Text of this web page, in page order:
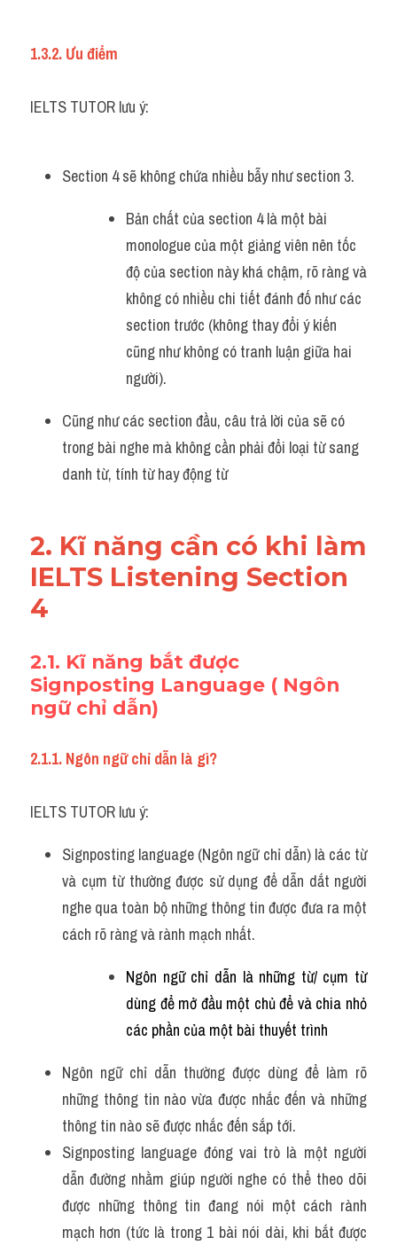
1.3.2. Ưu điểm
IELTS TUTOR lưu ý:
Section 4 sẽ không chứa nhiều bẫy như section 3.
Bản chất của section 4 là một bài
monologue của một giảng viên nên tốc
độ của section này khá chậm, rõ ràng và
không có nhiều chi tiết đánh đố như các
section trước (không thay đổi ý kiến
cũng như không có tranh luận giữa hai
người).
Cũng như các section đầu, câu trả lời của sẽ có
trong bài nghe mà không cần phải đổi loại từ sang
danh từ, tính từ hay động từ
2. Kĩ năng cần có khi làm
IELTS Listening Section
4
2.1. Kĩ năng bắt được
Signposting Language ( Ngôn
ngữ chỉ dẫn)
2.1.1. Ngôn ngữ chỉ dẫn là gì?
IELTS TUTOR lưu ý:
Signposting language (Ngôn ngữ chỉ dẫn) là các từ
và cụm từ thường được sử dụng để dẫn dắt người
nghe qua toàn bộ những thông tin được đưa ra một
cách rõ ràng và rành mạch nhất.
Ngôn ngữ chỉ dẫn là những từ/ cụm từ
dùng để mở đầu một chủ để và chia nhỏ
các phần của một bài thuyết trình
Ngôn ngữ chỉ dẫn thường được dùng để làm rõ
những thông tin nào vừa được nhắc đến và những
thông tin nào sẽ được nhắc đến sắp tới.
Signposting language đóng vai trò là một người
dẫn đường nhằm giúp người nghe có thể theo dõi
được những thông tin đang nói một cách rành
mạch hơn (tức là trong 1 bài nói dài, khi bắt được